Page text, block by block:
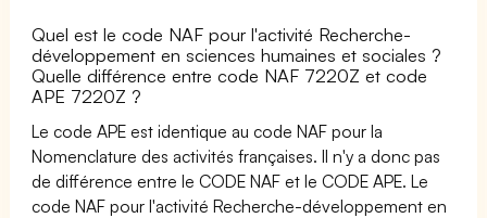
Quel est le code NAF pour l'activité Recherche-
développement en sciences humaines et sociales ?
Quelle différence entre code NAF 7220Z et code
APE 7220Z ?
Le code APE est identique au code NAF pour la
Nomenclature des activités françaises. Il n'y a donc pas
de différence entre le CODE NAF et le CODE APE. Le
code NAF pour l'activité Recherche-développement en